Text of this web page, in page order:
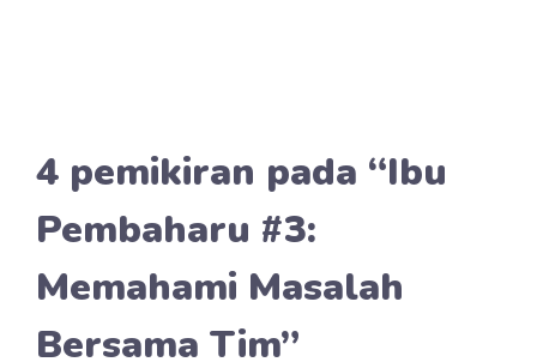
Lintang
Agustus 17, 2021 pada 04:41
Euleuh euleuh, tumben sih mampir
ke sini. Terharu aku kalo dibaca bu